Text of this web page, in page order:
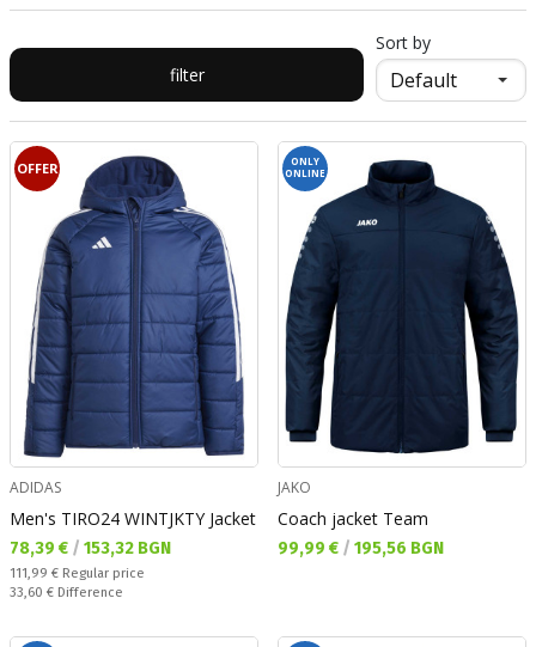
filter
Sort by
OFFER
ADIDAS
Men's TIRO24 WINTJKTY Jacket
Текуща цена:
78,39 € / 153,32 BGN
Regular price:
111,99 € Regular price
Спестявате:
33,60 € Difference
ONLY
ONLINE
JAKO
Coach jacket Team
Текуща цена:
99,99 € / 195,56 BGN